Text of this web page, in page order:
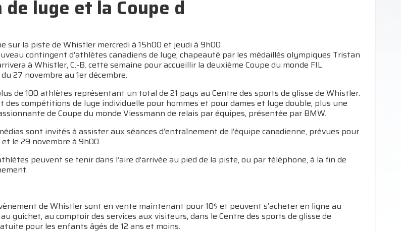
luge et la Coupe d
sur la piste de Whistler mercredi à 15h00 et jeudi à 9h00
contingent d’athlètes canadiens de luge, chapeauté par les médaillés olympiques Tristan
à Whistler, C.-B. cette semaine pour accueillir la deuxième Coupe du monde FIL
27 novembre au 1er décembre.
de 100 athlètes représentant un total de 21 pays au Centre des sports de glisse de Whistler.
compétitions de luge individuelle pour hommes et pour dames et luge double, plus une
de Coupe du monde Viessmann de relais par équipes, présentée par BMW.
sont invités à assister aux séances d’entraînement de l’équipe canadienne, prévues pour
le 29 novembre à 9h00.
peuvent se tenir dans l’aire d’arrivée au pied de la piste, ou par téléphone, à la fin de
de Whistler sont en vente maintenant pour 10$ et peuvent s’acheter en ligne au
guichet, au comptoir des services aux visiteurs, dans le Centre des sports de glisse de
pour les enfants âgés de 12 ans et moins.